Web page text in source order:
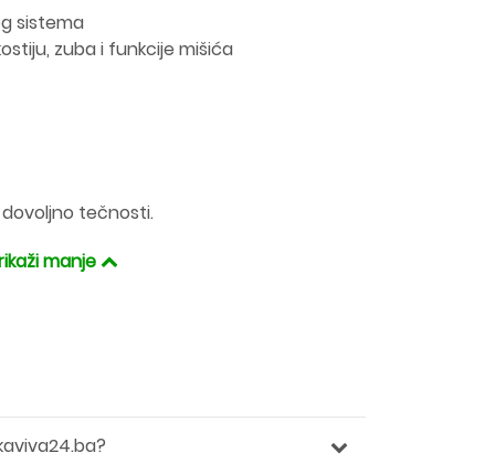
sistema
zuba i funkcije mišića
tečnosti.
manje